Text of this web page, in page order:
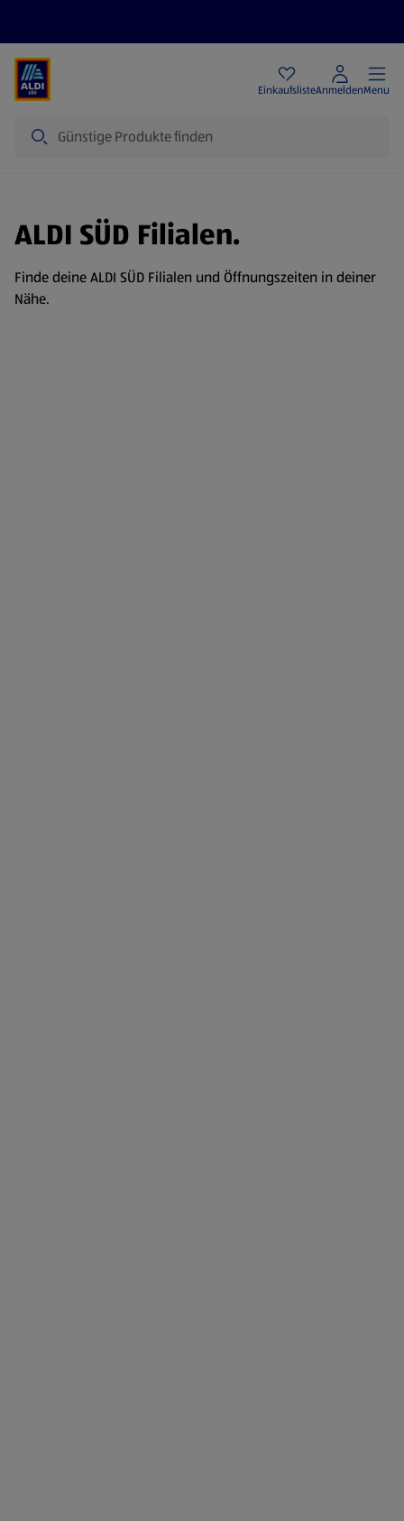
EinkaufslisteAnmeldenMenu
ALDI SÜD Filialen.
Finde deine ALDI SÜD Filialen und Öffnungszeiten in deiner
Nähe.